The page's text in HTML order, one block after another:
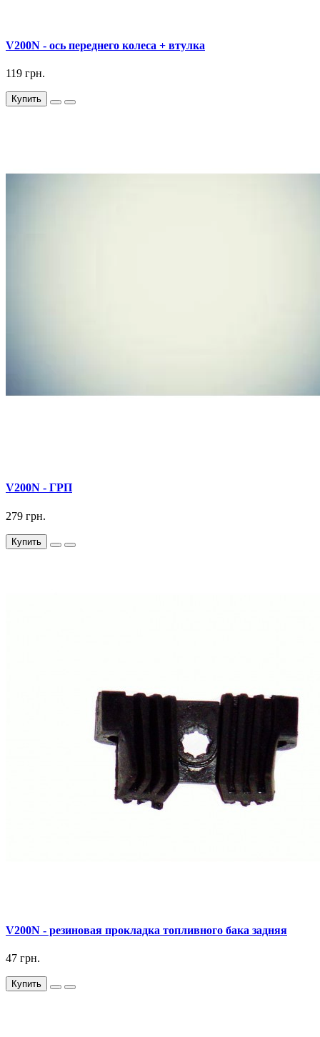
V200N - ось переднего колеса + втулка
119 грн.
Купить
V200N - ГРП
279 грн.
Купить
V200N - резиновая прокладка топливного бака задняя
47 грн.
Купить